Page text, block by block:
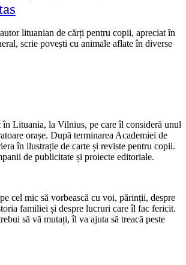
lituanian de cărți pentru copii, apreciat în
scrie povești cu animale aflate în diverse
în Lituania, la Vilnius, pe care îl consideră unul
orașe. După terminarea Academiei de
în ilustrație de carte și reviste pentru copii.
de publicitate și proiecte editoriale.
cel mic să vorbească cu voi, părinții, despre
familiei și despre lucruri care îl fac fericit.
să vă mutați, îl va ajuta să treacă peste